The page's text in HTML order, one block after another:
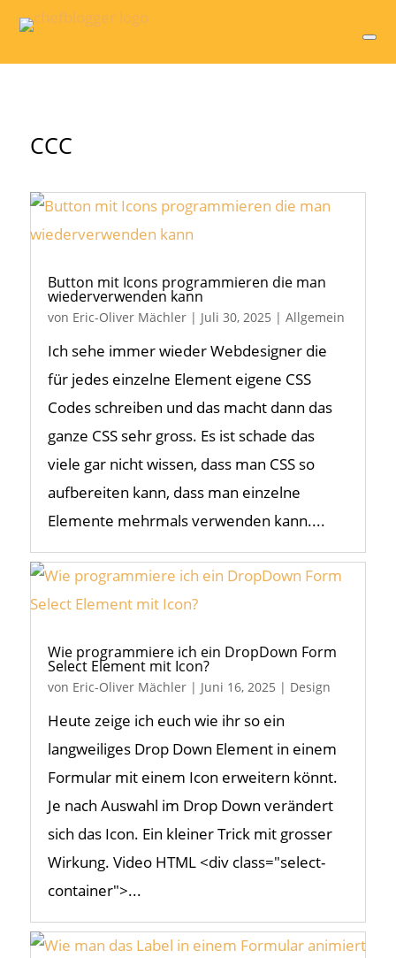
CCC
Button mit Icons programmieren die man
wiederverwenden kann
von Eric-Oliver Mächler| Juli 30, 2025 | Allgemein
Ich sehe immer wieder Webdesigner die
für jedes einzelne Element eigene CSS
Codes schreiben und das macht dann das
ganze CSS sehr gross. Es ist schade das
viele gar nicht wissen, dass man CSS so
aufbereiten kann, dass man einzelne
Elemente mehrmals verwenden kann....
Wie programmiere ich ein DropDown Form
Select Element mit Icon?
von Eric-Oliver Mächler| Juni 16, 2025 | Design
Heute zeige ich euch wie ihr so ein
langweiliges Drop Down Element in einem
Formular mit einem Icon erweitern könnt.
Je nach Auswahl im Drop Down verändert
sich das Icon. Ein kleiner Trick mit grosser
Wirkung. Video HTML <div class="select-
container">...